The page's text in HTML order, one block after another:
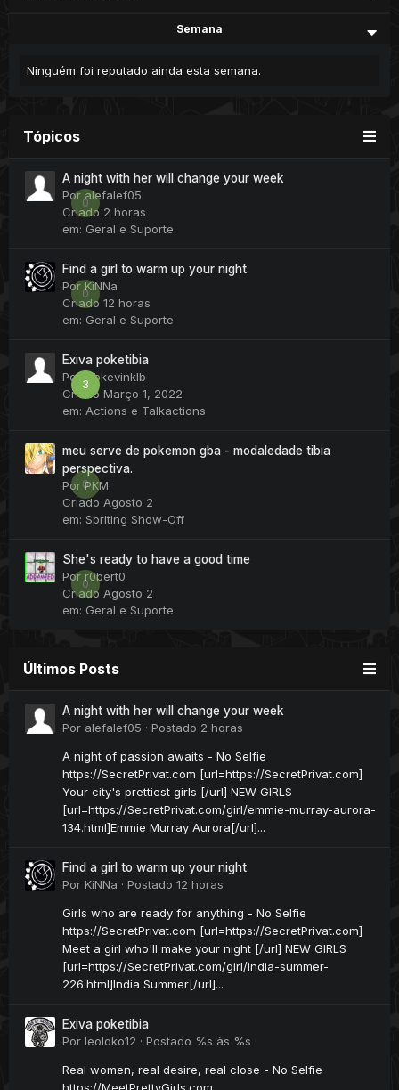
Semana
Ninguém foi reputado ainda esta semana.
Tópicos
0
A night with her will change your week
Por alefalef05
Criado 2 horas
em: Geral e Suporte
0
Find a girl to warm up your night
Por KiNNa
Criado 12 horas
em: Geral e Suporte
3
Exiva poketibia
Por klbkevinklb
Criado Março 1, 2022
em: Actions e Talkactions
0
meu serve de pokemon gba - modaledade tibia
perspectiva.
PorPKM
Criado Agosto 2
em: Spriting Show-Off
0
She's ready to have a good time
Por r0bert0
Criado Agosto 2
em: Geral e Suporte
Últimos Posts
A night with her will change your week
Por alefalef05 · Postado 2 horas
A night of passion awaits - No Selfie
https://SecretPrivat.com [url=https://SecretPrivat.com]
Your city's prettiest girls [/url] NEW GIRLS
[url=https://SecretPrivat.com/girl/emmie-murray-aurora-
134.html]Emmie Murray Aurora[/url]...
Find a girl to warm up your night
Por KiNNa · Postado 12 horas
Girls who are ready for anything - No Selfie
https://SecretPrivat.com [url=https://SecretPrivat.com]
Meet a girl who'll make your night [/url] NEW GIRLS
[url=https://SecretPrivat.com/girl/india-summer-
226.html]India Summer[/url]...
Exiva poketibia
Por leoloko12 · Postado %s às %s
Real women, real desire, real close - No Selfie
https://MeetPrettyGirls.com